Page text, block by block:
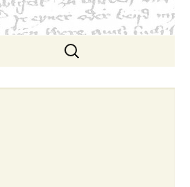
Suchen
nach: